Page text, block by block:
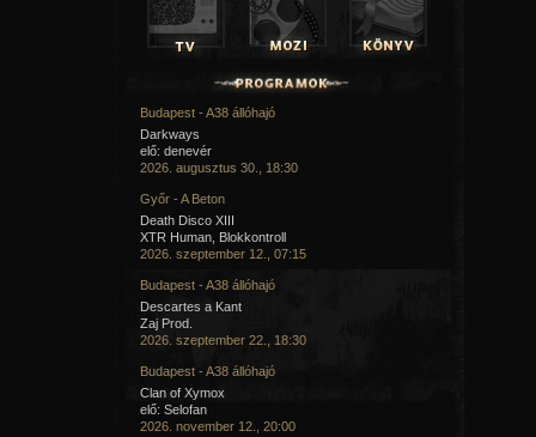
Budapest - A38 állóhajó
Darkways
elő: denevér
2026. augusztus 30., 18:30
Győr - A Beton
Death Disco XIII
XTR Human, Blokkontroll
2026. szeptember 12., 07:15
Budapest - A38 állóhajó
Descartes a Kant
Zaj Prod.
2026. szeptember 22., 18:30
Budapest - A38 állóhajó
Clan of Xymox
elő: Selofan
2026. november 12., 20:00